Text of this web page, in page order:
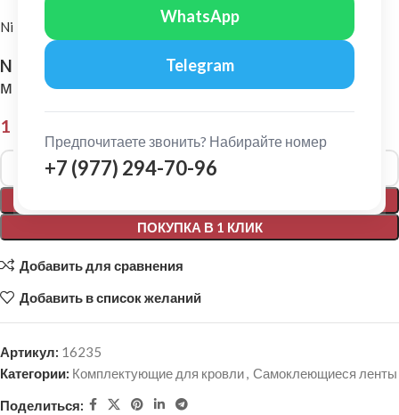
WhatsApp
Telegram
Предпочитаете звонить? Набирайте номер
+7 (977) 294-70-96
Nicoband
Nicoband: Гидроизоляционная лента 10 х 0,2
м Серебристый
1 629,00
ПОКУПКА В 1 КЛИК
Alternative:
Добавить для сравнения
Добавить в список желаний
Артикул: 16235
Категории: Комплектующие для кровли, Самоклеющиеся ленты
Поделиться: